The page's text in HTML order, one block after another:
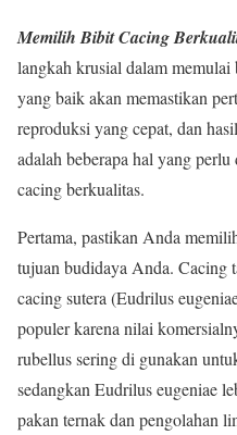
Memilih Bibit Cacing
langkah krusial dalam
yang baik akan memastikan
reproduksi yang cepat, dan
adalah beberapa hal yang
cacing berkualitas.
Pertama, pastikan Anda
tujuan budidaya Anda. Cacing
cacing sutera (Eudrilus
populer karena nilai
rubellus sering di gunakan
sedangkan Eudrilus eugeniae
pakan ternak dan pengolahan